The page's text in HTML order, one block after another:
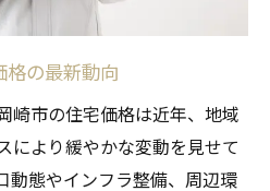
市の子育て・生活環境
立つ岡崎市の最新情報
一軒家選びの最新トレン
格の最新動向
崎市の住宅価格は近年、地域
により緩やかな変動を見せて
動態やインフラ整備、周辺環